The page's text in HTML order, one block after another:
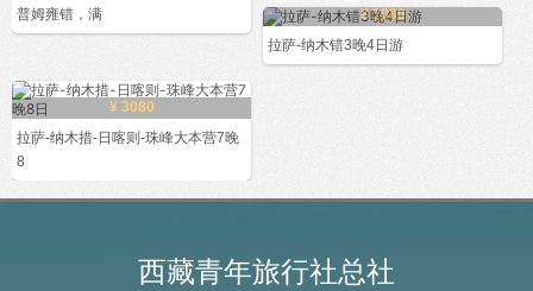
普姆雍错，满
¥ 1080
拉萨-纳木错3晚4日游
¥ 3080
拉萨-纳木措-日喀则-珠峰大本营7晚
8
西藏青年旅行社总社